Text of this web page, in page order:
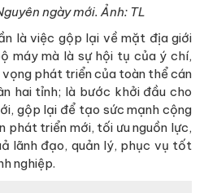
ngày mới. Ảnh: TL
là việc gộp lại về mặt địa giới
máy mà là sự hội tụ của ý chí,
phát triển của toàn thể cán
hai tỉnh; là bước khởi đầu cho
gộp lại để tạo sức mạnh cộng
phát triển mới, tối ưu nguồn lực,
lãnh đạo, quản lý, phục vụ tốt
nghiệp.